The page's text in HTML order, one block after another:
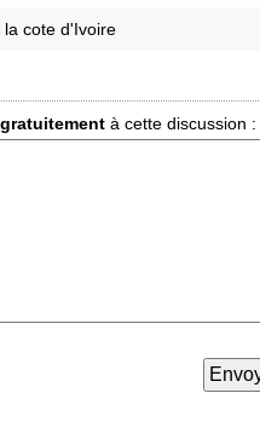
cote d'Ivoire
gratuitement à cette discussion :